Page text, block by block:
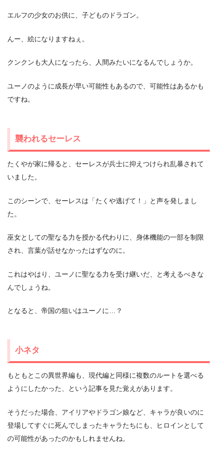
エルフの少女のお供に、子どものドラゴン。
んー、絵になりますねぇ。
クンクンも大人になったら、人間みたいになるんでしょうか。
ユーノのように成長が早い可能性もあるので、可能性はあるかも
ですね。
襲われるセーレス
たくやが家に帰ると、セーレスが兵士に抑えつけられ乱暴されて
いました。
このシーンで、セーレスは「たくや逃げて！」と声を発しまし
た。
巫女としての聖なる力を授かる代わりに、身体機能の一部を制限
され、言葉が話せなかったはずなのに。
これはやはり、ユーノに聖なる力を受け継いだ、と考えるべきな
んでしょうね。
となると、帝国の狙いはユーノに…？
小ネタ
もともとこの異世界編も、現代編と同様に複数のルートを選べる
ようにしたかった、という記事を見た覚えがあります。
そうだった場合、アイリアやドラゴン娘など、キャラが良いのに
登場してすぐに死んでしまったキャラたちにも、ヒロインとして
の可能性があったのかもしれませんね。